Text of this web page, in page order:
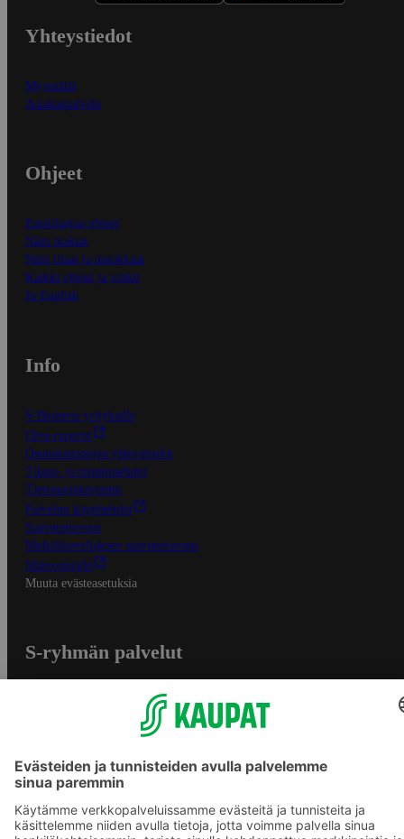
Yhteystiedot
Myymälät
Asiakaspalvelu
Ohjeet
Ensitilaajan ohjeet
Näin maksat
Näin tilaat ja muokkaat
Kaikki ohjeet ja vinkit
In English
Info
S-Business yrityksille
Oiva-raportit
Osuuskauppojen yhteystiedot
Tilaus- ja toimitusehdot
Tietosuojakäytäntö
Palvelun käyttöehdot
Saavutettavuus
Mobiilisovelluksen saavutettavuus
Mainostajalle
Muuta evästeasetuksia
S-ryhmän palvelut
S-ostoslista -sovellus
Prisma.fi
Sokos.fi
S-Pankki